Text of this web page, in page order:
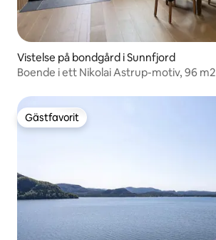
Vistelse på bondgård i Sunnfjord
Boende i ett Nikolai Astrup-motiv, 96 m2
Gästfavorit
Gästfavorit